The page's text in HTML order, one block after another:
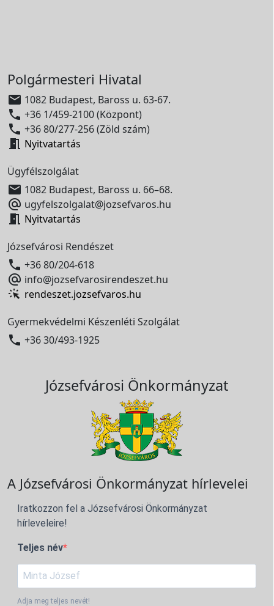
Polgármesteri Hivatal
 1082 Budapest, Baross u. 63-67.
 +36 1/459-2100 (Központ)
 +36 80/277-256 (Zöld szám)
 Nyitvatartás
Ügyfélszolgálat
 1082 Budapest, Baross u. 66–68.
 ugyfelszolgalat@jozsefvaros.hu
 Nyitvatartás
Józsefvárosi Rendészet
 +36 80/204-618
 info@jozsefvarosirendeszet.hu
rendeszet.jozsefvaros.hu
Gyermekvédelmi Készenléti Szolgálat
 +36 30/493-1925
Józsefvárosi Önkormányzat
A Józsefvárosi Önkormányzat hírlevelei
Iratkozzon fel a Józsefvárosi Önkormányzat
hírleveleire!
Teljes név
Adja meg teljes nevét!